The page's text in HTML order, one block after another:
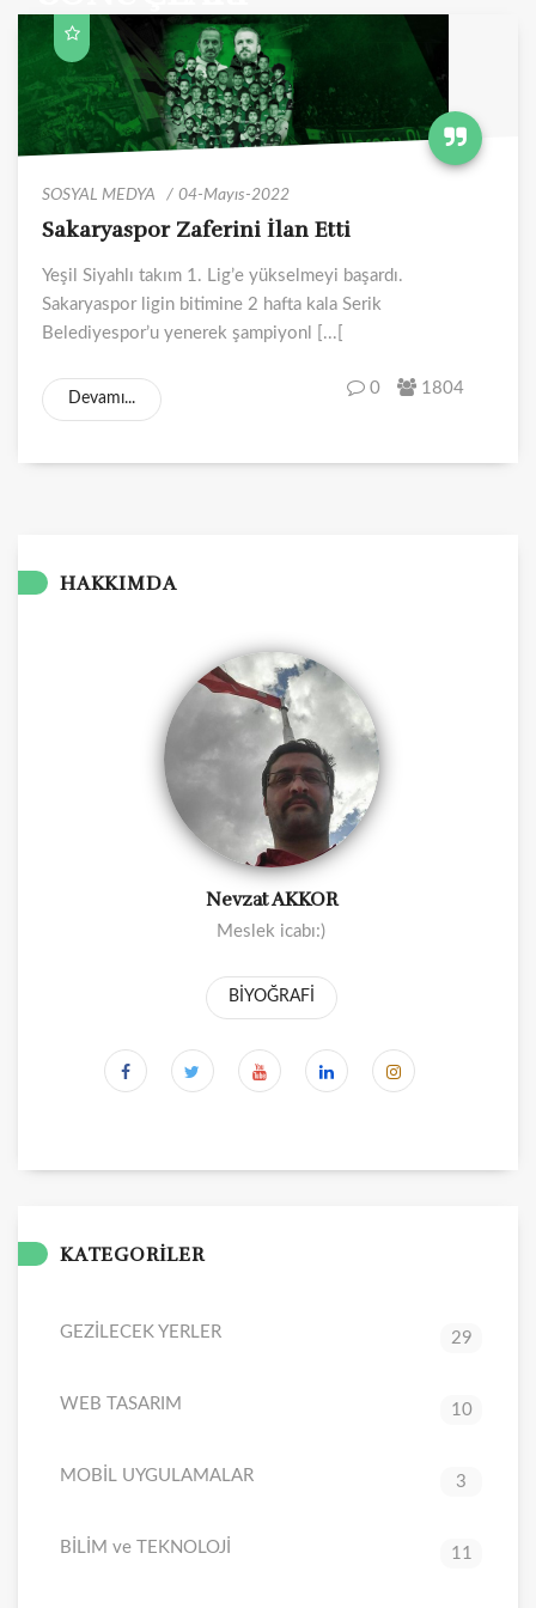
SOSYAL MEDYA 04-Mayıs-2022
Sakaryaspor Zaferini İlan Etti
Yeşil Siyahlı takım 1. Lig’e yükselmeyi başardı.
Sakaryaspor ligin bitimine 2 hafta kala Serik
Belediyespor’u yenerek şampiyonl [...[
Devamı...
0 1804
HAKKIMDA
Nevzat AKKOR
Meslek icabı:)
BİYOĞRAFİ
KATEGORİLER
GEZİLECEK YERLER 29
WEB TASARIM 10
MOBİL UYGULAMALAR 3
BİLİM ve TEKNOLOJİ 11